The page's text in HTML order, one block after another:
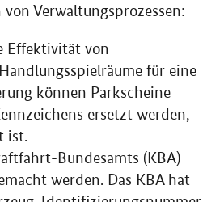
Verwaltungsprozessen:
Effektivität von
für eine
können Parkscheine
ersetzt werden,
ist.
Bundesamts (KBA)
werden. Das KBA hat